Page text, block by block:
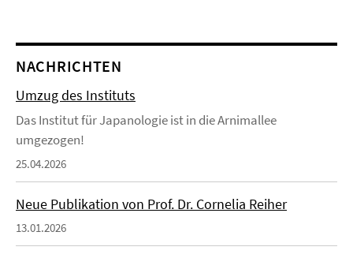
NACHRICHTEN
Umzug des Instituts
Das Institut für Japanologie ist in die Arnimallee
umgezogen!
25.04.2026
Neue Publikation von Prof. Dr. Cornelia Reiher
13.01.2026